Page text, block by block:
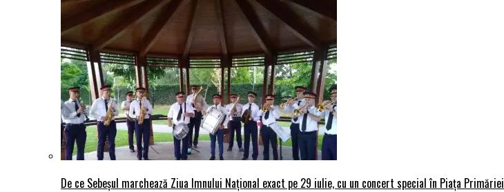
De ce Sebeșul marchează Ziua Imnului Național exact pe 29 iulie, cu un concert special în Piața Primăriei